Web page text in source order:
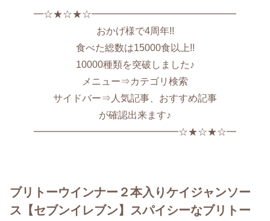
━☆★☆★☆━━━━━━━━━━━━━━━
おかげ様で4周年!!
食べた総数は15000食以上!!
10000種類を突破しました♪
メニュー⇒カテゴリ検索
サイドバー⇒人気記事、おすすめ記事
が確認出来ます♪
━━━━━━━━━━━━━━━☆★☆★☆━
ブリトーウインナー２本入りケイジャンソー
ス【セブンイレブン】スパイシーなブリトー